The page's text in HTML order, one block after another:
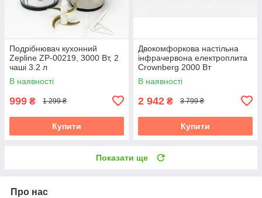
Подрібнювач кухонний
Zepline ZP-00219, 3000 Вт, 2
чаші 3.2 л
В наявності
999 ₴ 1 299 ₴
Купити
Двокомфоркова настільна
інфрачервона електроплита
Crownberg 2000 Вт
В наявності
2 942 ₴ 3 799 ₴
Купити
Показати ще
Про нас